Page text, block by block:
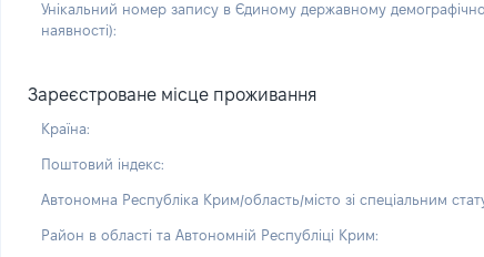
Унікальний номер запису в Єдиному державному
наявності):
Зареєстроване місце проживання
Країна:
Поштовий індекс:
Автономна Республіка Крим/область/місто зі спеціальним
Район в області та Автономній Республіці Крим: